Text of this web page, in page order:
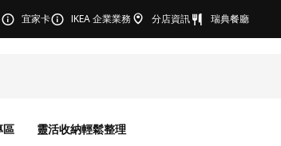
宜家卡 IKEA 企業業務 分店資訊 瑞典餐廳
區 靈活收納輕鬆整理